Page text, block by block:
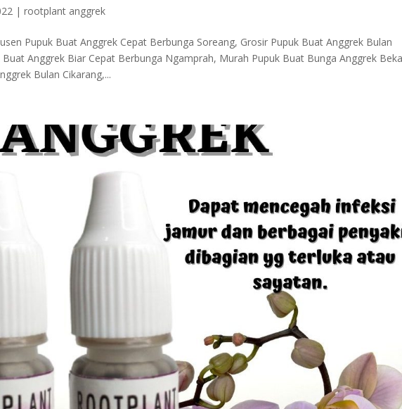
|rootplant anggrek
Pupuk Buat Anggrek Cepat Berbunga Soreang, Grosir Pupuk Buat Anggrek Bulan
Anggrek Biar Cepat Berbunga Ngamprah, Murah Pupuk Buat Bunga Anggrek
Bulan Cikarang,...